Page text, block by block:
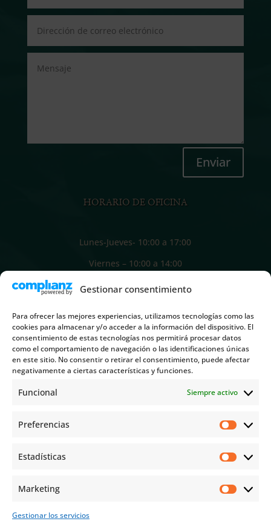
Gestionar consentimiento
Para ofrecer las mejores experiencias, utilizamos tecnologías como las
cookies para almacenar y/o acceder a la información del dispositivo. El
consentimiento de estas tecnologías nos permitirá procesar datos
como el comportamiento de navegación o las identificaciones únicas
en este sitio. No consentir o retirar el consentimiento, puede afectar
negativamente a ciertas características y funciones.
Funcional Siempre activo
Preferencias
Estadísticas
Marketing
Gestionar los servicios
Enviar
HORARIO DE OFICINA
Lunes-Jueves- 10:00 a 17:00
Viernes – 10:00 a 14:00
C/ Caballero de Rodas, 43-45 3º
03181 Torrevieja Alicante